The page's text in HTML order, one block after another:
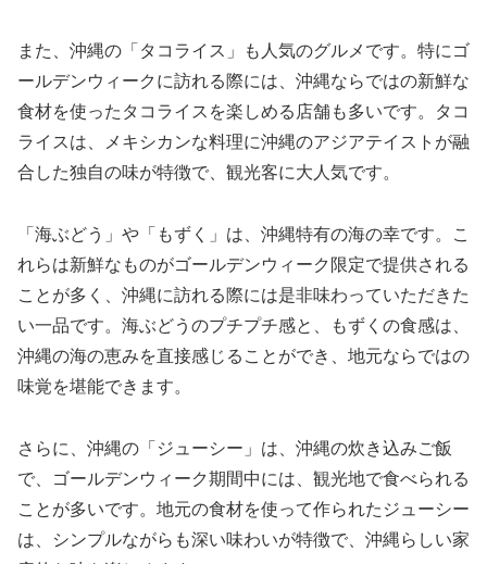
また、沖縄の「タコライス」も人気のグルメです。特にゴ
ールデンウィークに訪れる際には、沖縄ならではの新鮮な
食材を使ったタコライスを楽しめる店舗も多いです。タコ
ライスは、メキシカンな料理に沖縄のアジアテイストが融
合した独自の味が特徴で、観光客に大人気です。
「海ぶどう」や「もずく」は、沖縄特有の海の幸です。こ
れらは新鮮なものがゴールデンウィーク限定で提供される
ことが多く、沖縄に訪れる際には是非味わっていただきた
い一品です。海ぶどうのプチプチ感と、もずくの食感は、
沖縄の海の恵みを直接感じることができ、地元ならではの
味覚を堪能できます。
さらに、沖縄の「ジューシー」は、沖縄の炊き込みご飯
で、ゴールデンウィーク期間中には、観光地で食べられる
ことが多いです。地元の食材を使って作られたジューシー
は、シンプルながらも深い味わいが特徴で、沖縄らしい家